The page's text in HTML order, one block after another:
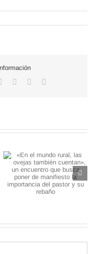
WhatsApp
TumblrPinterest
El ilustrador
salmantino Tomás Hijo
realiza un taller con los
alumnos del IES
Germán Sánchez